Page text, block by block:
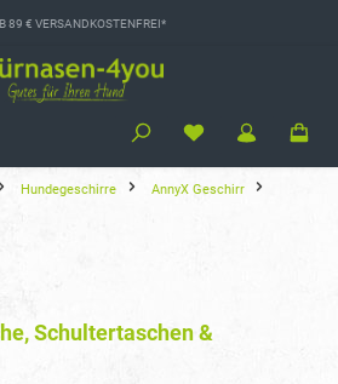
89 € VERSANDKOSTENFREI*
Hundegeschirre
AnnyX Geschirr
Schultertaschen &